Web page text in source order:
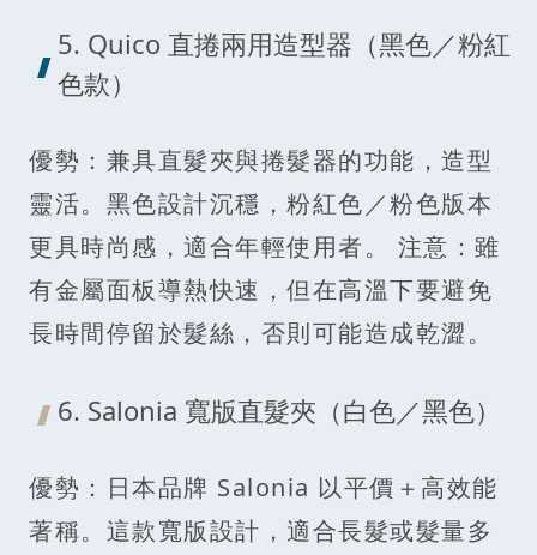
5. Quico 直捲兩用造型器（黑色／粉紅
色款）
優勢：兼具直髮夾與捲髮器的功能，造型
靈活。黑色設計沉穩，粉紅色／粉色版本
更具時尚感，適合年輕使用者。 注意：雖
有金屬面板導熱快速，但在高溫下要避免
長時間停留於髮絲，否則可能造成乾澀。
6. Salonia 寬版直髮夾（白色／黑色）
優勢：日本品牌 Salonia 以平價＋高效能
著稱。這款寬版設計，適合長髮或髮量多